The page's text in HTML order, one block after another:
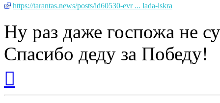
https://tarantas.news/posts/id60530-evr ... lada-iskra
Ну раз даже госпожа не
Спасибо деду за Победу!
началу